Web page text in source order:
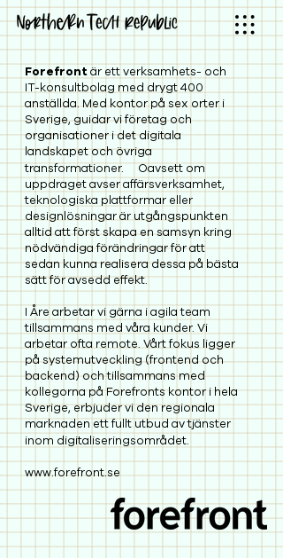
Forefrontär ett verksamhets- och
IT-konsultbolag med drygt 400
anställda. Med kontor på sex orter i
Sverige, guidar vi företag och
organisationer i det digitala
landskapet och övriga
transformationer. Oavsett om
uppdraget avser affärsverksamhet,
teknologiska plattformar eller
designlösningar är utgångspunkten
alltid att först skapa en samsyn kring
nödvändiga förändringar för att
sedan kunna realisera dessa på bästa
sätt för avsedd effekt.
I Åre arbetar vi gärna i agila team
tillsammans med våra kunder. Vi
arbetar ofta remote. Vårt fokus ligger
på systemutveckling (frontend och
backend) och tillsammans med
kollegorna på Forefronts kontor i hela
Sverige, erbjuder vi den regionala
marknaden ett fullt utbud av tjänster
inom digitaliseringsområdet.
www.forefront.se